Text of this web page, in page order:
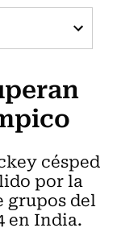
césped
por la
grupos del
en India.